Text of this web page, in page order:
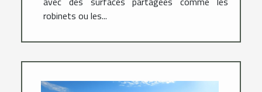
robinets ou les...